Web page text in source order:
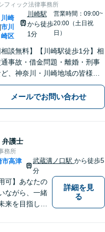
フィック法律事務所
|
川崎
市川
崎区
川崎駅
から徒歩
1分
営業時間：09:00~
20:00（土日祝
日）
相談無料】【川崎駅徒歩1分】相
事故・借金問題・離婚・刑事
、神奈川・川崎地域の皆様の
を解決すべく、親身になって
みます。クチコミ・リピーター
多数。お気軽にお問い合わせ下
メールでお問い合わせ
弁護士
務所
市高津
武蔵溝ノ口駅から徒歩5
分
可】あなたの
ながら、一緒
来を目指しま
未来」も一緒
詳細を見
る